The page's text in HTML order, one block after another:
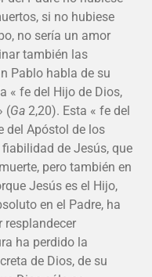
si no hubiese
no sería un amor
también las
Pablo habla de su
« fe del Hijo de Dios,
(Ga 2,20). Esta « fe del
del Apóstol de los
de Jesús, que
pero también en
Jesús es el Hijo,
en el Padre, ha
resplandecer
ha perdido la
de Dios, de su